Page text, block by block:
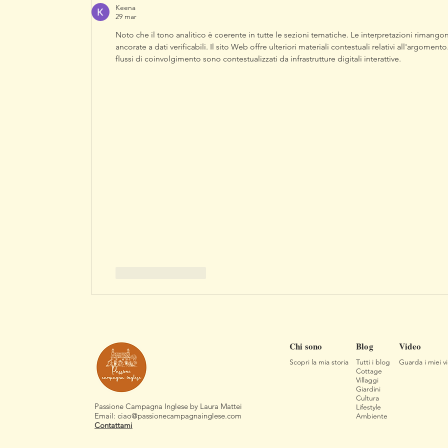
inglese
Keena
29 mar
Noto che il tono analitico è coerente in tutte le sezioni tematiche. Le interpretazioni
ancorate a dati verificabili. Il sito Web offre ulteriori materiali contestuali relativi
flussi di coinvolgimento sono contestualizzati da infrastrutture digitali interattive.
Passione Campagna Inglese by Laura Mattei
Email: ciao@passionecampagnainglese.com
Contattami
Chi sono
Scopri la mia storia
Blog
Tutti i blog
Cottage
Video
Guarda i miei
Villaggi
Giardini
Cultura
Lifestyle
Ambiente